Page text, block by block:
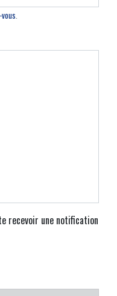
.
recevoir une notification